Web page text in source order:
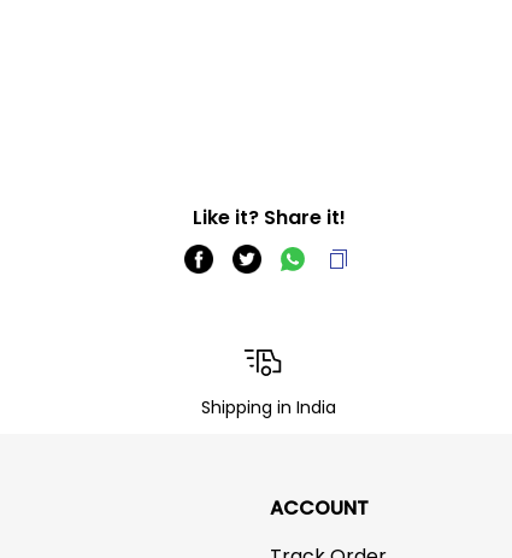
Like it? Share it!
Shipping in India
ACCOUNT